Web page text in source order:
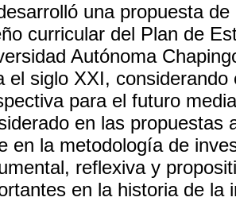
una propuesta
curricular del Plan de
Autónoma
el siglo XXI,
para el futuro
en las propuestas
en la metodología de
reflexiva y
en la historia de la